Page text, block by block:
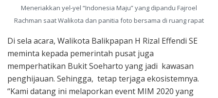
Meneriakkan yel-yel “Indonesia Maju” yang dipandu Fajroel
Rachman saat Walikota dan panitia foto bersama di ruang rapat
Di sela acara, Walikota Balikpapan H Rizal Effendi SE
meminta kepada pemerintah pusat juga
memperhatikan Bukit Soeharto yang jadi kawasan
penghijauan. Sehingga, tetap terjaga ekosistemnya.
“Kami datang ini melaporkan event MIM 2020 yang